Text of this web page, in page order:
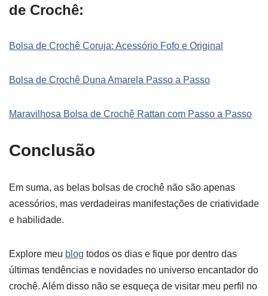
de Crochê:
Bolsa de Crochê Coruja: Acessório Fofo e Original
Bolsa de Crochê Duna Amarela Passo a Passo
Maravilhosa Bolsa de Crochê Rattan com Passo a Passo
Conclusão
Em suma, as belas bolsas de crochê não são apenas
acessórios, mas verdadeiras manifestações de criatividade
e habilidade.
Explore meu blog todos os dias e fique por dentro das
últimas tendências e novidades no universo encantador do
crochê. Além disso não se esqueça de visitar meu perfil no